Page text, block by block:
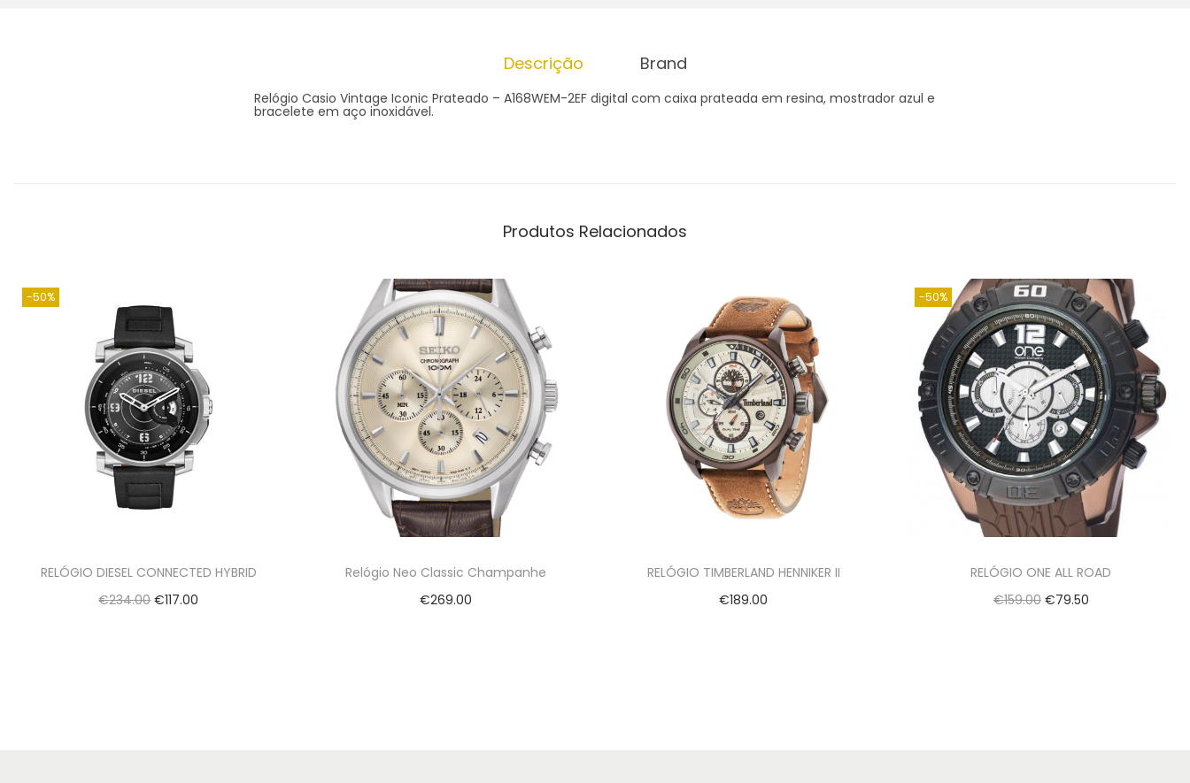
Descrição Brand
Relógio Casio Vintage Iconic Prateado – A168WEM-2EF digital com caixa prateada em resina, mostrador azul e
bracelete em aço inoxidável.
Produtos Relacionados
-50%
RELÓGIO DIESEL CONNECTED HYBRID
€234.00 €117.00
Relógio Neo Classic Champanhe
€269.00
RELÓGIO TIMBERLAND HENNIKER II
€189.00
-50%
RELÓGIO ONE ALL ROAD
€159.00 €79.50